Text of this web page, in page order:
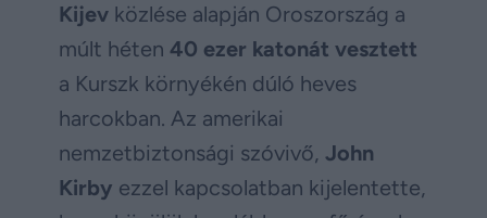
Kijev közlése alapján Oroszország a
múlt héten 40 ezer katonát vesztett
a Kurszk környékén dúló heves
harcokban. Az amerikai
nemzetbiztonsági szóvivő, John
Kirby ezzel kapcsolatban kijelentette,